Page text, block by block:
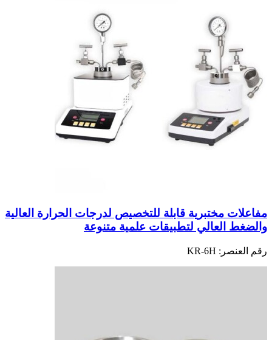
مفاعلات مختبرية قابلة للتخصيص لدرجات الحرارة العالية
والضغط العالي لتطبيقات علمية متنوعة
رقم العنصر: